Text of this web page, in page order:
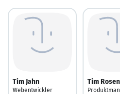
Tim Jahn
Webentwickler
Tim